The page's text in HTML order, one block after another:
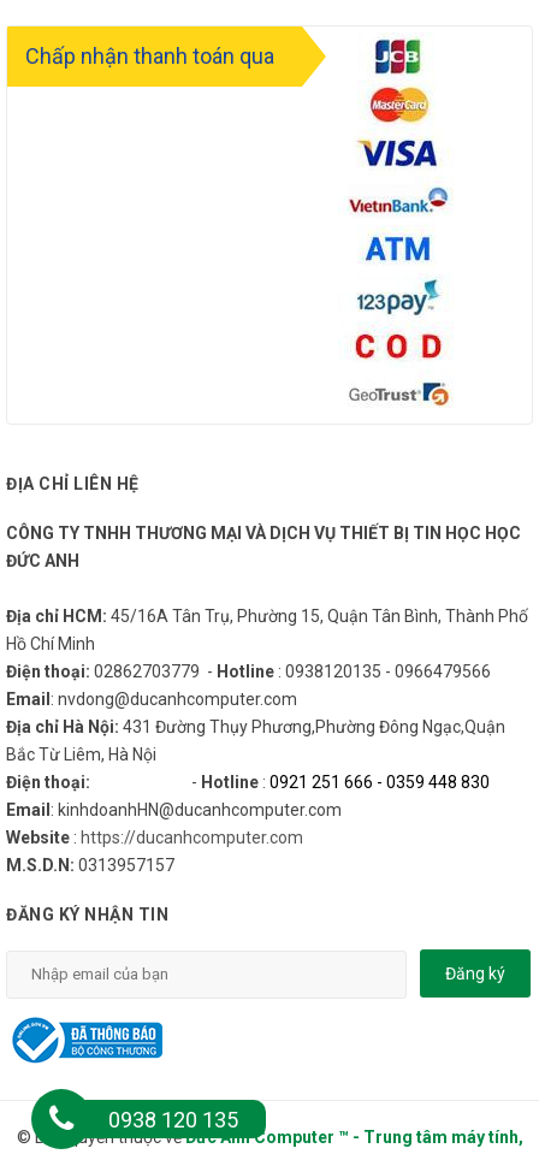
Chấp nhận thanh toán qua
ĐỊA CHỈ LIÊN HỆ
CÔNG TY TNHH THƯƠNG MẠI VÀ DỊCH VỤ THIẾT BỊ TIN HỌC HỌC
ĐỨC ANH
Địa chỉ HCM: 45/16A Tân Trụ, Phường 15, Quận Tân Bình, Thành Phố
Hồ Chí Minh
Điện thoại: 02862703779 - Hotline : 0938120135 - 0966479566
Email : nvdong@ducanhcomputer.com
Địa chỉ Hà Nội: 431 Đường Thụy Phương,Phường Đông Ngạc,Quận
Bắc Từ Liêm, Hà Nội
Điện thoại: - Hotline : 0921 251 666 - 0359 448 830
Email : kinhdoanhHN@ducanhcomputer.com
Website : https://ducanhcomputer.com
M.S.D.N: 0313957157
ĐĂNG KÝ NHẬN TIN
Đăng ký
© Bản quyền thuộc vềĐức Anh Computer ™ - Trung tâm máy tính,
0938 120 135